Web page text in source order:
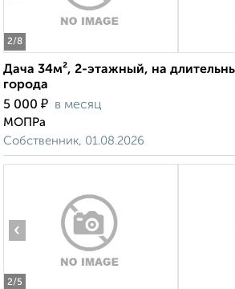
2/8
Дача 34м², 2-этажный, на
города
5 000 ₽ в месяц
МОПРа
Собственник, 01.08.2026
2/5
‹